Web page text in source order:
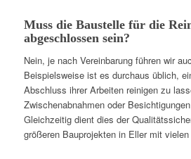
Muss die Baustelle für die
abgeschlossen sein?
Nein, je nach Vereinbarung führen wir
Beispielsweise ist es durchaus üblich,
Abschluss ihrer Arbeiten reinigen zu
Zwischenabnahmen oder
Gleichzeitig dient dies der
größeren Bauprojekten in Eller mit